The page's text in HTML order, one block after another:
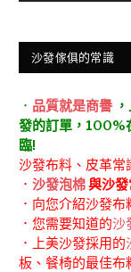
沙發傢俱的常識
． 品質就是商譽
發的訂單，100%
臨!
沙發布料、皮革常
． 沙發泡棉與沙
．向您介紹沙發布
．您需要知道的沙
．上美沙發採用的
板、餐椅的最佳布